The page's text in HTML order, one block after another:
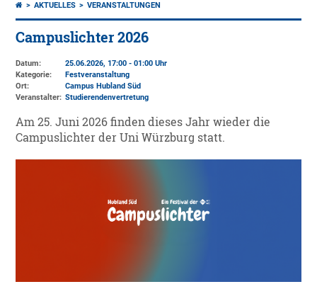
AKTUELLES VERANSTALTUNGEN
Campuslichter 2026
Datum:
25.06.2026, 17:00 - 01:00 Uhr
Kategorie:
Festveranstaltung
Ort:
Campus Hubland Süd
Veranstalter: Studierendenvertretung
Am 25. Juni 2026 finden dieses Jahr wieder die
Campuslichter der Uni Würzburg statt.